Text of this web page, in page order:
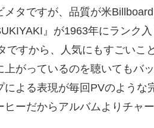
タですが、品質が米
』が1963年にランク
ですから、人気にもすごいこ
上がっているのを聴いてもバ
よる表現が毎回PVのような
ヒーだからアルバムよりチャ